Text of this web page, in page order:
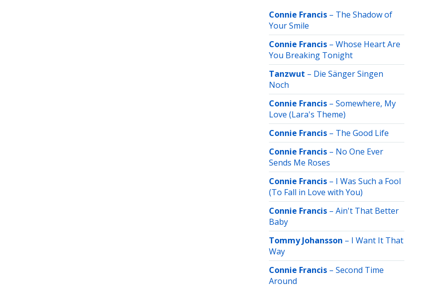
Connie Francis – The Shadow of
Your Smile
Connie Francis – Whose Heart Are
You Breaking Tonight
Tanzwut – Die Sänger Singen
Noch
Connie Francis – Somewhere, My
Love (Lara's Theme)
Connie Francis – The Good Life
Connie Francis – No One Ever
Sends Me Roses
Connie Francis – I Was Such a Fool
(To Fall in Love with You)
Connie Francis – Ain't That Better
Baby
Tommy Johansson – I Want It That
Way
Connie Francis – Second Time
Around